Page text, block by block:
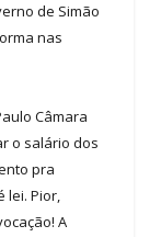
de Simão
nas
Câmara
o salário dos
pra
lei. Pior,
A